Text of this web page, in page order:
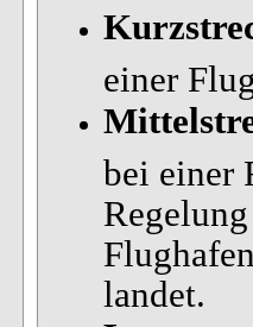
einer
bei einer
landet.